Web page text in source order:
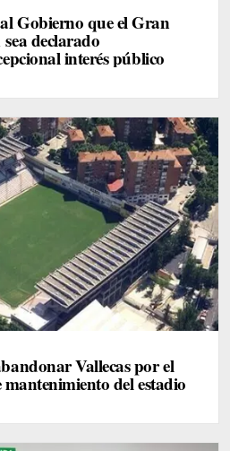
Gobierno que el Gran
declarado
interés público
Vallecas por el
del estadio